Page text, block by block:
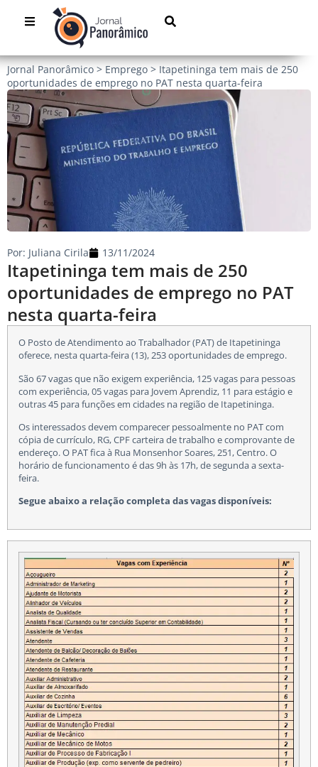
Jornal Panorâmico > Emprego > Itapetininga tem mais de 250
oportunidades de emprego no PAT nesta quarta-feira
Itapetininga tem mais de 250
oportunidades de emprego no PAT
nesta quarta-feira
Por: Juliana Cirila 13/11/2024
O Posto de Atendimento ao Trabalhador (PAT) de Itapetininga
oferece, nesta quarta-feira (13), 253 oportunidades de emprego.
São 67 vagas que não exigem experiência, 125 vagas para pessoas
com experiência, 05 vagas para Jovem Aprendiz, 11 para estágio e
outras 45 para funções em cidades na região de Itapetininga.
Os interessados devem comparecer pessoalmente no PAT com
cópia de currículo, RG, CPF carteira de trabalho e comprovante de
endereço. O PAT fica à Rua Monsenhor Soares, 251, Centro. O
horário de funcionamento é das 9h às 17h, de segunda a sexta-
feira.
Segue abaixo a relação completa das vagas disponíveis: